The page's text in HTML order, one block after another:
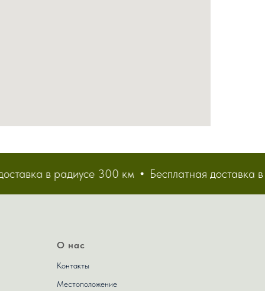
в радиусе 300 км Бесплатная доставка в
О нас
Контакты
Местоположение